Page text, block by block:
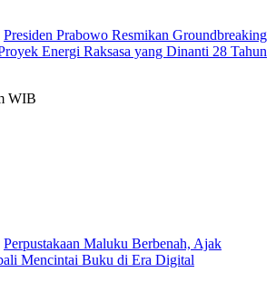
Presiden Prabowo Resmikan Groundbreaking
Energi Raksasa yang Dinanti 28 Tahun
WIB
Perpustakaan Maluku Berbenah, Ajak
Mencintai Buku di Era Digital